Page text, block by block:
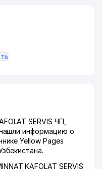
SERVIS ЧП,
информацию о
Yellow Pages
KAFOLAT SERVIS